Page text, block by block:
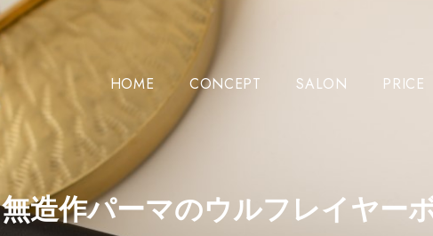
無造作パーマのウルフレイヤー
HOME CONCEPT SALON PRICE